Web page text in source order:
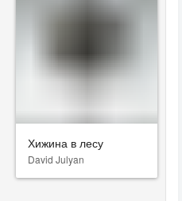
модели
Хижина в лесу
David Julyan